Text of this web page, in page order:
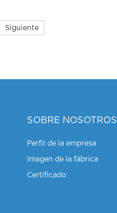
Siguiente
SOBRE NOSOTROS
Perfil de la empresa
Imagen de la fábrica
Certificado